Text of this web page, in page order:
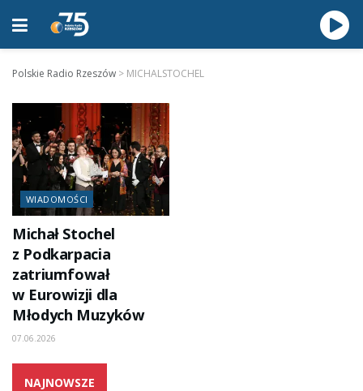
Polskie Radio Rzeszów > MICHALSTOCHEL
WIADOMOŚCI
Michał Stochel
z Podkarpacia
zatriumfował
w Eurowizji dla
Młodych Muzyków
07.06.2026
NAJNOWSZE